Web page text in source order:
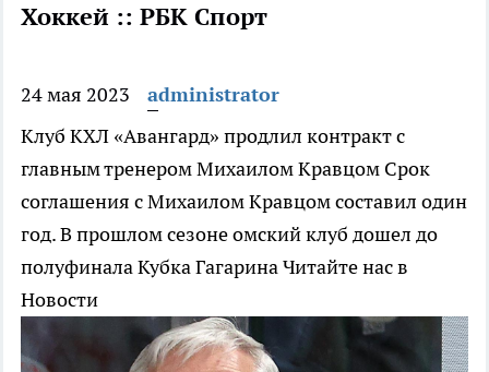
Хоккей :: РБК Спорт
24 мая 2023
administrator
Клуб КХЛ «Авангард» продлил контракт с
главным тренером Михаилом Кравцом Срок
соглашения с Михаилом Кравцом составил один
год. В прошлом сезоне омский клуб дошел до
полуфинала Кубка ГагаринаЧитайте нас в
Новости